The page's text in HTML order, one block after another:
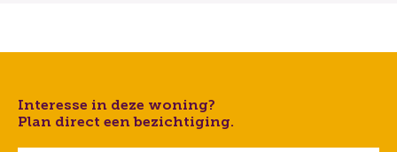
Interesse in deze woning?
Plan direct een bezichtiging.